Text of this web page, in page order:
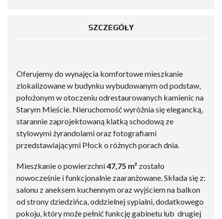
SZCZEGÓŁY
Oferujemy do wynajęcia komfortowe mieszkanie
zlokalizowane w budynku wybudowanym od podstaw,
położonym w otoczeniu odrestaurowanych kamienic na
Starym Mieście. Nieruchomość wyróżnia się elegancką,
starannie zaprojektowaną klatką schodową ze
stylowymi żyrandolami oraz fotografiami
przedstawiającymi Płock o różnych porach dnia.
Mieszkanie o powierzchni47,75 m² zostało
nowocześnie i funkcjonalnie zaaranżowane. Składa się z:
salonu z aneksem kuchennym oraz wyjściem na balkon
od strony dziedzińca, oddzielnej sypialni, dodatkowego
pokoju, który może pełnić funkcję gabinetu lub drugiej